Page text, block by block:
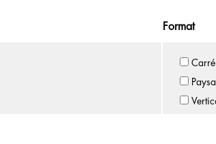
Format
Carré